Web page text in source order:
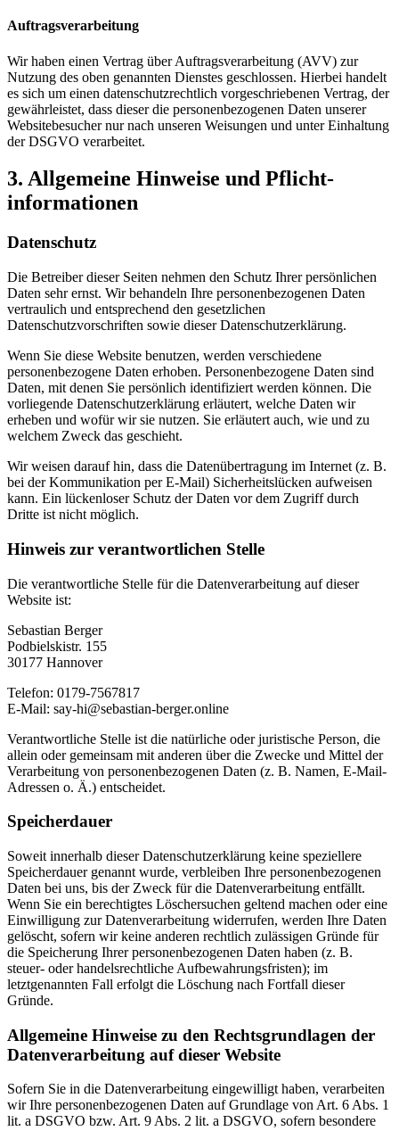
Auftragsverarbeitung
Wir haben einen Vertrag über Auftragsverarbeitung (AVV) zur
Nutzung des oben genannten Dienstes geschlossen. Hierbei handelt
es sich um einen datenschutzrechtlich vorgeschriebenen Vertrag, der
gewährleistet, dass dieser die personenbezogenen Daten unserer
Websitebesucher nur nach unseren Weisungen und unter Einhaltung
der DSGVO verarbeitet.
3. Allgemeine Hinweise und Pflicht­
informationen
Datenschutz
Die Betreiber dieser Seiten nehmen den Schutz Ihrer persönlichen
Daten sehr ernst. Wir behandeln Ihre personenbezogenen Daten
vertraulich und entsprechend den gesetzlichen
Datenschutzvorschriften sowie dieser Datenschutzerklärung.
Wenn Sie diese Website benutzen, werden verschiedene
personenbezogene Daten erhoben. Personenbezogene Daten sind
Daten, mit denen Sie persönlich identifiziert werden können. Die
vorliegende Datenschutzerklärung erläutert, welche Daten wir
erheben und wofür wir sie nutzen. Sie erläutert auch, wie und zu
welchem Zweck das geschieht.
Wir weisen darauf hin, dass die Datenübertragung im Internet (z. B.
bei der Kommunikation per E-Mail) Sicherheitslücken aufweisen
kann. Ein lückenloser Schutz der Daten vor dem Zugriff durch
Dritte ist nicht möglich.
Hinweis zur verantwortlichen Stelle
Die verantwortliche Stelle für die Datenverarbeitung auf dieser
Website ist:
Sebastian Berger
Podbielskistr. 155
30177 Hannover
Telefon: 0179-7567817
E-Mail: say-hi@sebastian-berger.online
Verantwortliche Stelle ist die natürliche oder juristische Person, die
allein oder gemeinsam mit anderen über die Zwecke und Mittel der
Verarbeitung von personenbezogenen Daten (z. B. Namen, E-Mail-
Adressen o. Ä.) entscheidet.
Speicherdauer
Soweit innerhalb dieser Datenschutzerklärung keine speziellere
Speicherdauer genannt wurde, verbleiben Ihre personenbezogenen
Daten bei uns, bis der Zweck für die Datenverarbeitung entfällt.
Wenn Sie ein berechtigtes Löschersuchen geltend machen oder eine
Einwilligung zur Datenverarbeitung widerrufen, werden Ihre Daten
gelöscht, sofern wir keine anderen rechtlich zulässigen Gründe für
die Speicherung Ihrer personenbezogenen Daten haben (z. B.
steuer- oder handelsrechtliche Aufbewahrungsfristen); im
letztgenannten Fall erfolgt die Löschung nach Fortfall dieser
Gründe.
Allgemeine Hinweise zu den Rechtsgrundlagen der
Datenverarbeitung auf dieser Website
Sofern Sie in die Datenverarbeitung eingewilligt haben, verarbeiten
wir Ihre personenbezogenen Daten auf Grundlage von Art. 6 Abs. 1
lit. a DSGVO bzw. Art. 9 Abs. 2 lit. a DSGVO, sofern besondere